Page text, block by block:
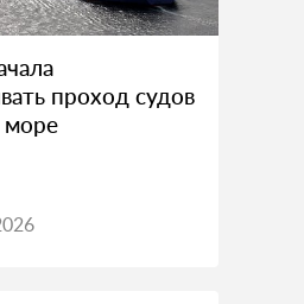
проход судов
море